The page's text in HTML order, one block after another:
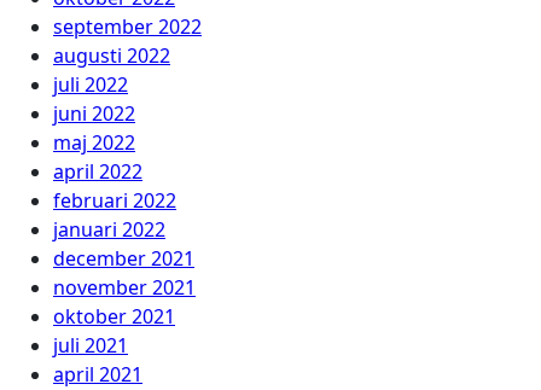
september 2022
augusti 2022
juli 2022
juni 2022
maj 2022
april 2022
februari 2022
januari 2022
december 2021
november 2021
oktober 2021
juli 2021
april 2021